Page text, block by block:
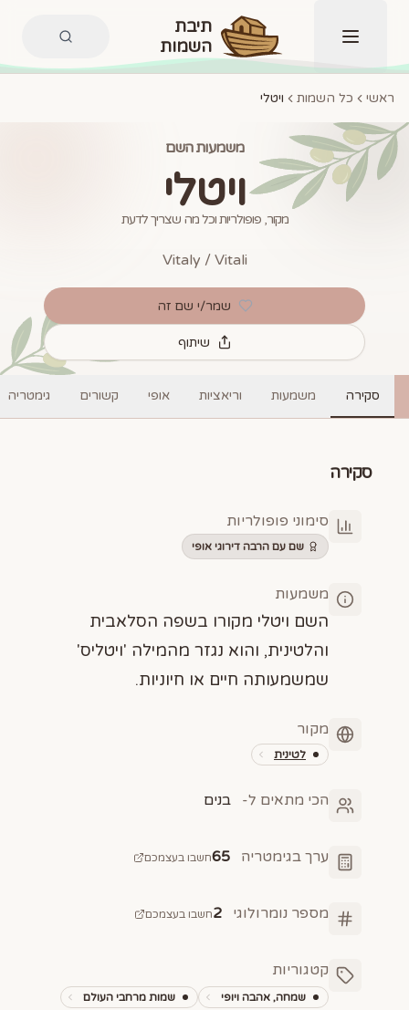
תפריט
תיבת
השמות
ראשי כל השמות ויטלי
משמעות השם
ויטלי
מקור, פופולריות וכל מה שצריך לדעת
Vitaly / Vitali
שמר/י שם זה
שיתוף
סקירה משמעות וריאציות אופי קשורים גימטריה
סקירה
סימוני פופולריות
שם עם הרבה דירוגי אופי
משמעות
השם ויטלי מקורו בשפה הסלאבית
והלטינית, והוא נגזר מהמילה 'ויטליס'
שמשמעותה חיים או חיוניות.
מקור
לטינית
הכי מתאים ל- בנים
ערך בגימטריה 65חשבו בעצמכם
מספר נומרולוגי 2חשבו בעצמכם
קטגוריות
שמחה, אהבה ויופי שמות מרחבי העולם